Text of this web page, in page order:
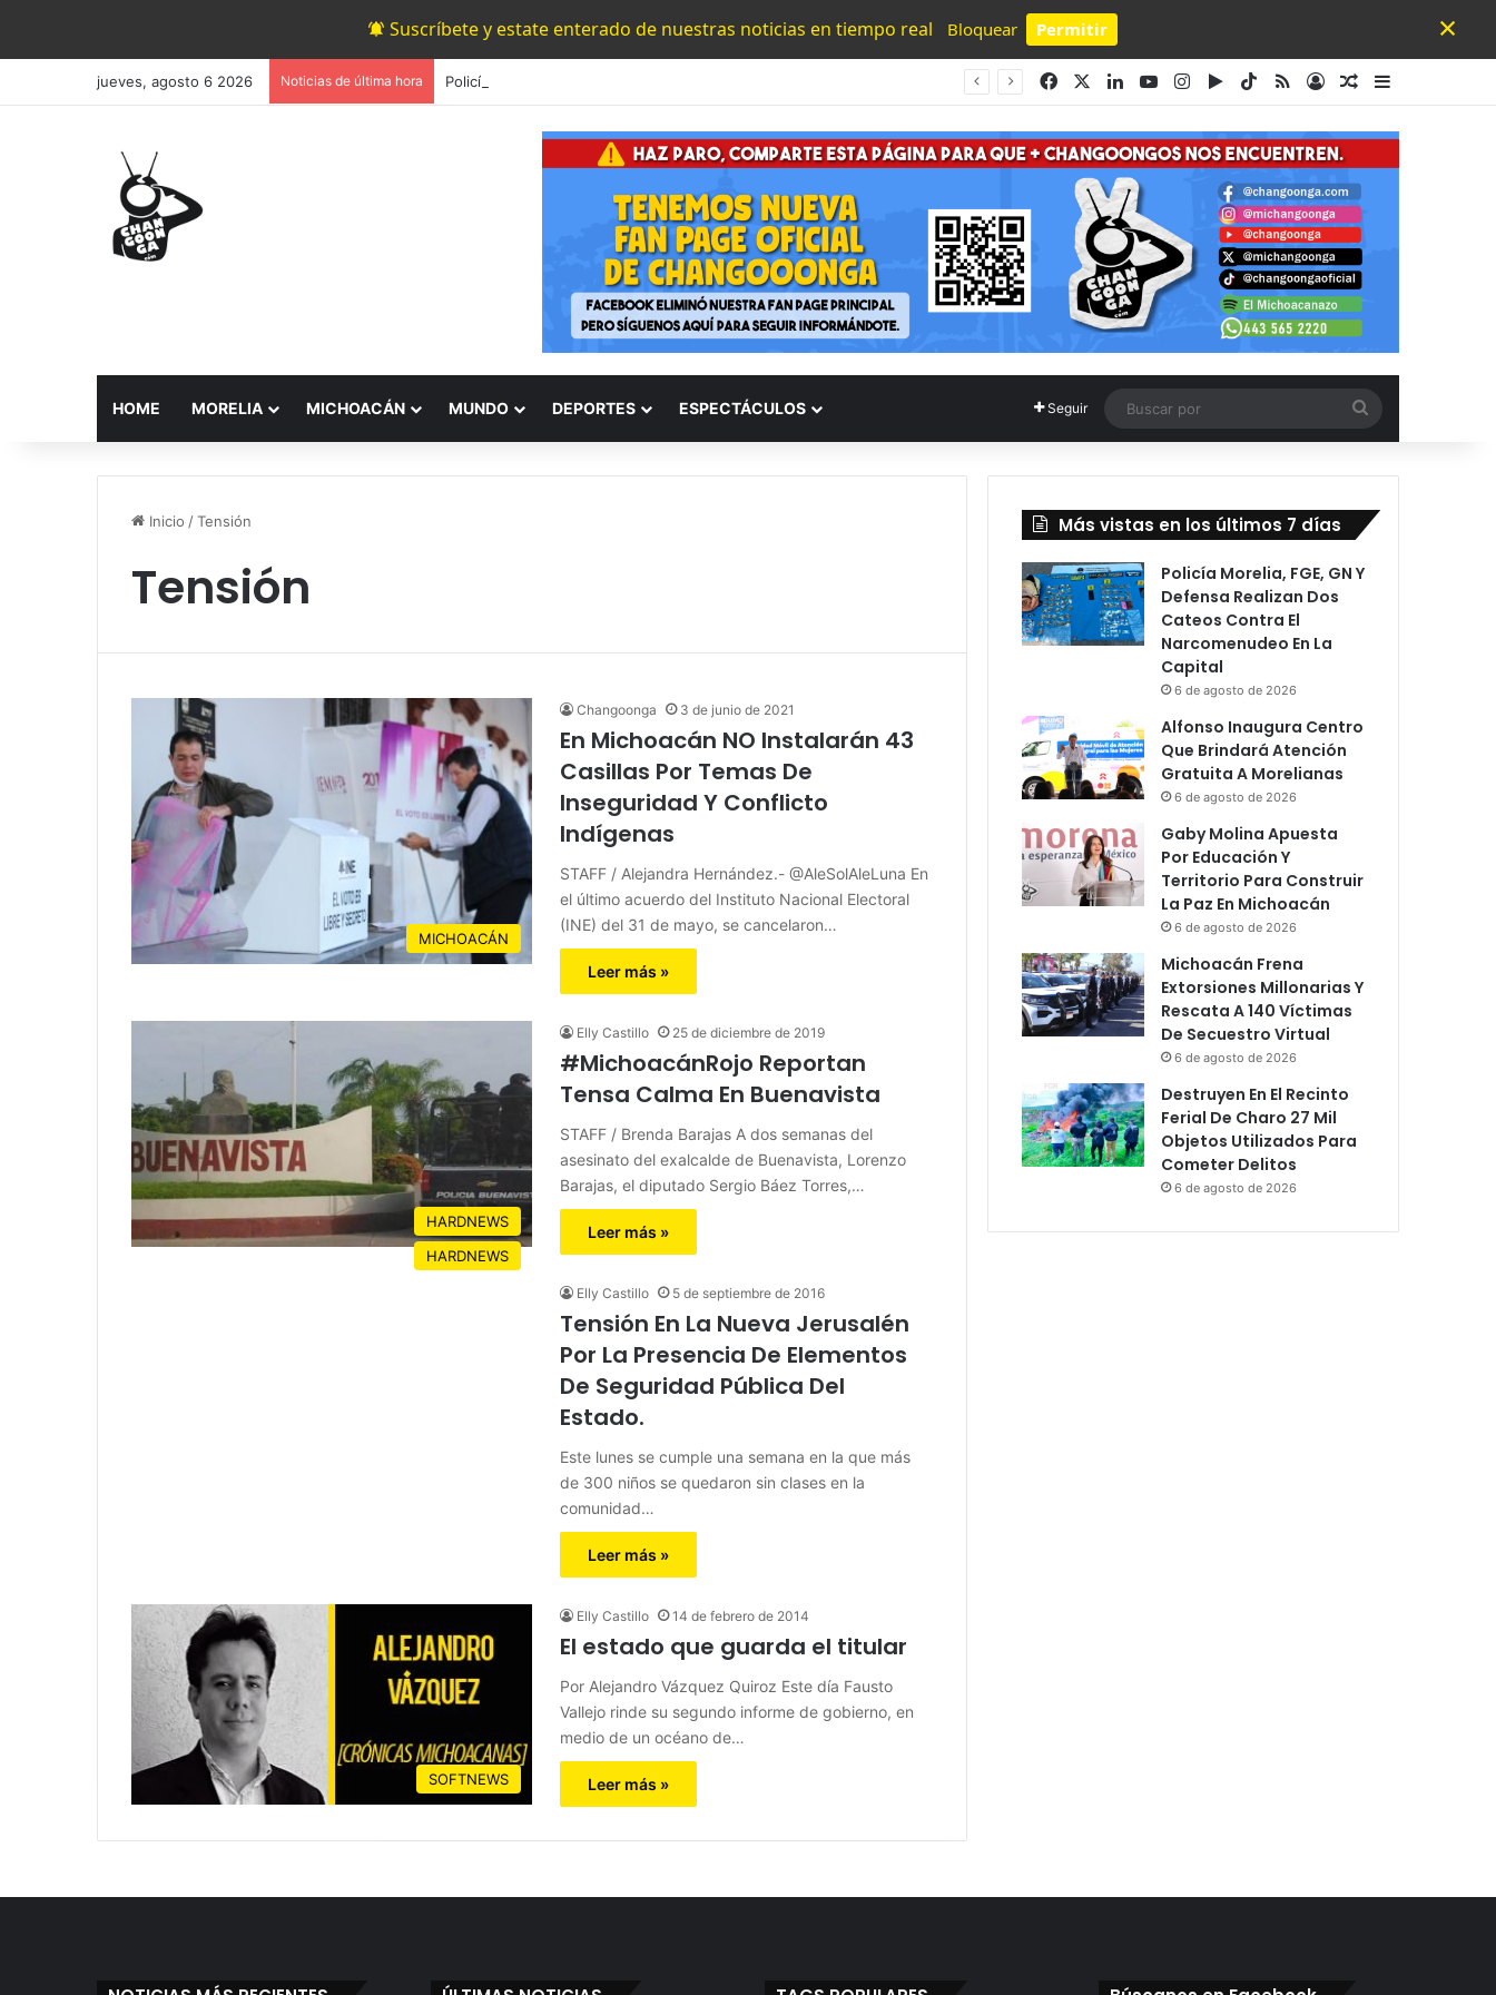
Suscríbete y estate enterado de nuestras noticias en tiempo real Bloquear Permitir
Powered by SendPulse
×
jueves, agosto 6 2026 Noticias de última hora FacebookLinkedInYouTubeInstagram
Google Play
TikTok
RSS AccesoPublicación al
HOME MORELIA MICHOACÁN MUNDO DEPORTES ESPECTÁCULOS Seguir
por
Inicio /Tensión
Tensión
MICHOACÁN
Changoonga 3 de junio de 2021
En Michoacán NO Instalarán 43
Casillas Por Temas De
Inseguridad Y Conflicto
Indígenas
STAFF / Alejandra Hernández.- @AleSolAleLuna En
el último acuerdo del Instituto Nacional Electoral
(INE) del 31 de mayo, se cancelaron…
Leer más »
HARDNEWS
Elly Castillo 25 de diciembre de 2019
#MichoacánRojo Reportan
Tensa Calma En Buenavista
STAFF / Brenda Barajas A dos semanas del
asesinato del exalcalde de Buenavista, Lorenzo
Barajas, el diputado Sergio Báez Torres,…
Leer más »
HARDNEWS
Elly Castillo 5 de septiembre de 2016
Tensión En La Nueva Jerusalén
Por La Presencia De Elementos
De Seguridad Pública Del
Estado.
Este lunes se cumple una semana en la que más
de 300 niños se quedaron sin clases en la
comunidad…
Leer más »
SOFTNEWS
Elly Castillo 14 de febrero de 2014
El estado que guarda el titular
Por Alejandro Vázquez Quiroz Este día Fausto
Vallejo rinde su segundo informe de gobierno, en
medio de un océano de…
Leer más »
Más vistas en los últimos 7 días
Policía Morelia, FGE, GN Y
Defensa Realizan Dos
Cateos Contra El
Narcomenudeo En La
Capital
6 de agosto de 2026
Alfonso Inaugura Centro
Que Brindará Atención
Gratuita A Morelianas
6 de agosto de 2026
Gaby Molina Apuesta
Por Educación Y
Territorio Para Construir
La Paz En Michoacán
6 de agosto de 2026
Michoacán Frena
Extorsiones Millonarias Y
Rescata A 140 Víctimas
De Secuestro Virtual
6 de agosto de 2026
Destruyen En El Recinto
Ferial De Charo 27 Mil
Objetos Utilizados Para
Cometer Delitos
6 de agosto de 2026